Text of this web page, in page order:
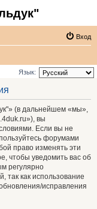
Вход
Язык:
(в дальнейшем «мы»,
вы
Если вы не
форумами
право изменять эти
чтобы уведомить вас об
регулярно
так как использование
исправления